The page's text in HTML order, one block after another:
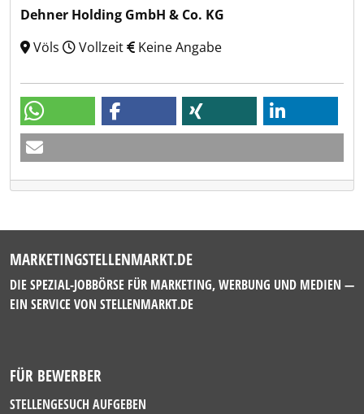
Dehner Holding GmbH & Co. KG
Völs
Vollzeit Keine Angabe
MARKETINGSTELLENMARKT.DE
DIE SPEZIAL-JOBBÖRSE FÜR MARKETING, WERBUNG UND MEDIEN —
EIN SERVICE VON STELLENMARKT.DE
FÜR BEWERBER
STELLENGESUCH AUFGEBEN